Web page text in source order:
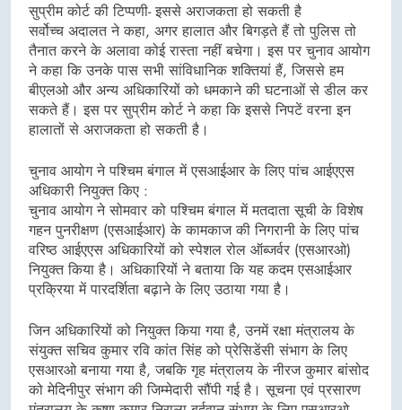
सुप्रीम कोर्ट की टिप्पणी- इससे अराजकता हो सकती है
सर्वोच्च अदालत ने कहा, अगर हालात और बिगड़ते हैं तो पुलिस तो
तैनात करने के अलावा कोई रास्ता नहीं बचेगा। इस पर चुनाव आयोग
ने कहा कि उनके पास सभी सांविधानिक शक्तियां हैं, जिससे हम
बीएलओ और अन्य अधिकारियों को धमकाने की घटनाओं से डील कर
सकते हैं। इस पर सुप्रीम कोर्ट ने कहा कि इससे निपटें वरना इन
हालातों से अराजकता हो सकती है।
चुनाव आयोग ने पश्चिम बंगाल में एसआईआर के लिए पांच आईएएस
अधिकारी नियुक्त किए :
चुनाव आयोग ने सोमवार को पश्चिम बंगाल में मतदाता सूची के विशेष
गहन पुनरीक्षण (एसआईआर) के कामकाज की निगरानी के लिए पांच
वरिष्ठ आईएएस अधिकारियों को स्पेशल रोल ऑब्जर्वर (एसआरओ)
नियुक्त किया है। अधिकारियों ने बताया कि यह कदम एसआईआर
प्रक्रिया में पारदर्शिता बढ़ाने के लिए उठाया गया है।
जिन अधिकारियों को नियुक्त किया गया है, उनमें रक्षा मंत्रालय के
संयुक्त सचिव कुमार रवि कांत सिंह को प्रेसिडेंसी संभाग के लिए
एसआरओ बनाया गया है, जबकि गृह मंत्रालय के नीरज कुमार बांसोद
को मेदिनीपुर संभाग की जिम्मेदारी सौंपी गई है। सूचना एवं प्रसारण